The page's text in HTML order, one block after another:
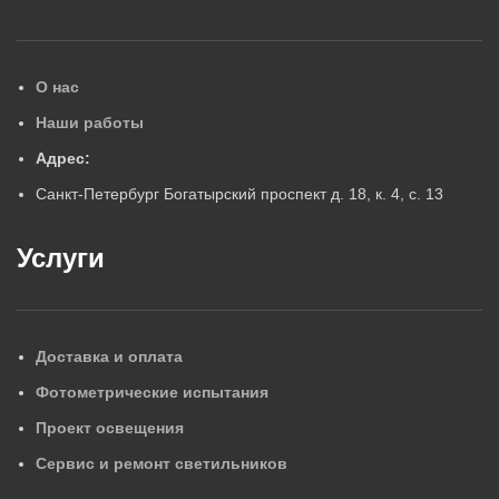
О нас
Наши работы
Адрес:
Санкт-Петербург Богатырский проспект д. 18, к. 4, с. 13
Услуги
Доставка и оплата
Фотометрические испытания
Проект освещения
Сервис и ремонт светильников